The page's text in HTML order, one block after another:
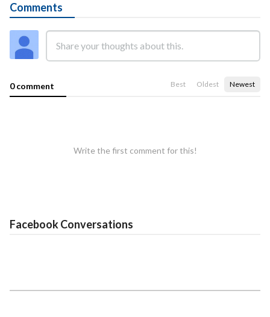
Comments
0 comment Best Oldest Newest
Write the first comment for this!
Facebook Conversations